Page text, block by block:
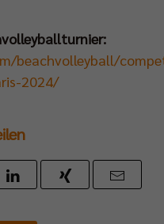
beachvolleyball/
2024/